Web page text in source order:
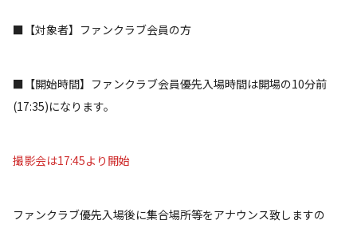
■【対象者】ファンクラブ会員の方
■【開始時間】ファンクラブ会員優先入場時間は開場の10分前
(17:35)になります。
撮影会は17:45より開始
ファンクラブ優先入場後に集合場所等をアナウンス致しますの